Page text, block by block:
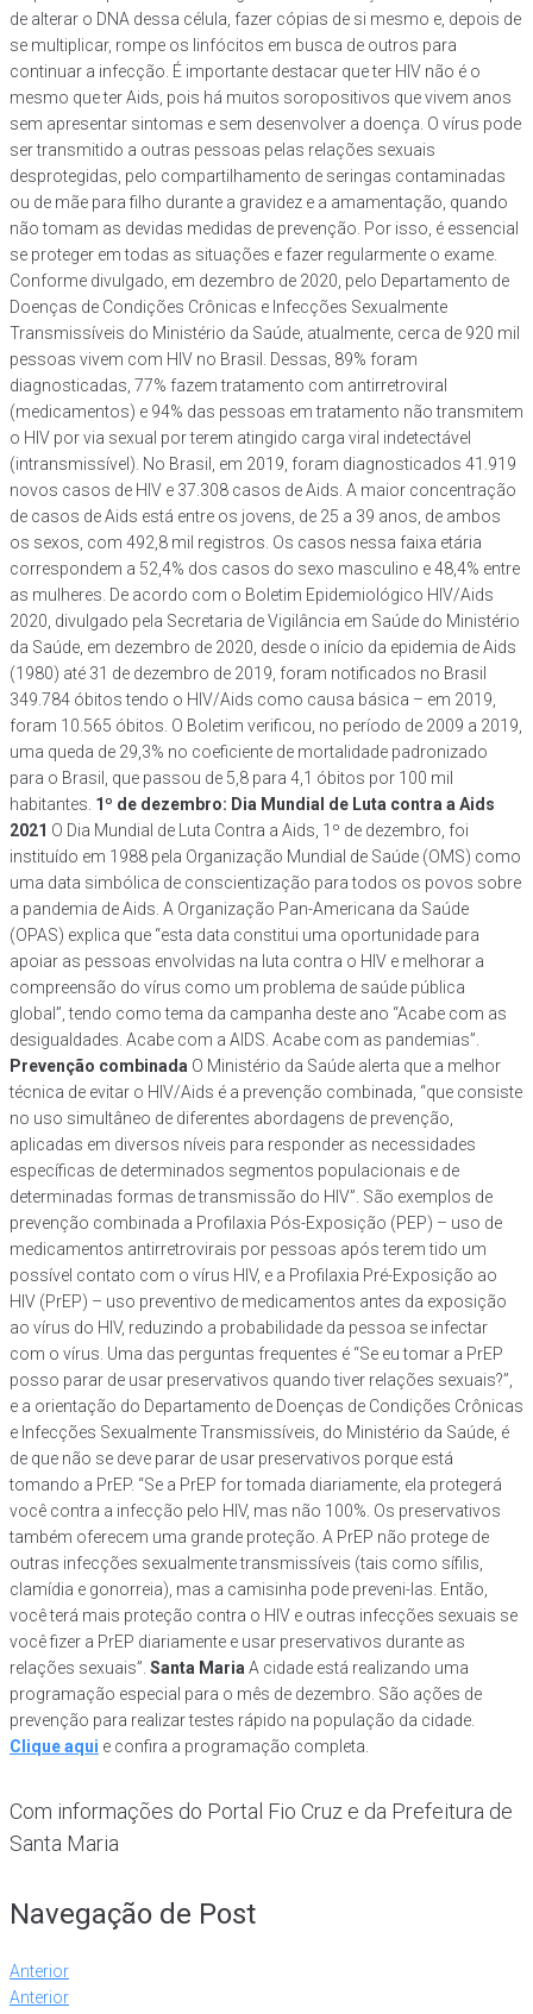
de alterar o DNA dessa célula, fazer cópias de si mesmo e, depois de
se multiplicar, rompe os linfócitos em busca de outros para
continuar a infecção. É importante destacar que ter HIV não é o
mesmo que ter Aids, pois há muitos soropositivos que vivem anos
sem apresentar sintomas e sem desenvolver a doença. O vírus pode
ser transmitido a outras pessoas pelas relações sexuais
desprotegidas, pelo compartilhamento de seringas contaminadas
ou de mãe para filho durante a gravidez e a amamentação, quando
não tomam as devidas medidas de prevenção. Por isso, é essencial
se proteger em todas as situações e fazer regularmente o exame.
Conforme divulgado, em dezembro de 2020, pelo Departamento de
Doenças de Condições Crônicas e Infecções Sexualmente
Transmissíveis do Ministério da Saúde, atualmente, cerca de 920 mil
pessoas vivem com HIV no Brasil. Dessas, 89% foram
diagnosticadas, 77% fazem tratamento com antirretroviral
(medicamentos) e 94% das pessoas em tratamento não transmitem
o HIV por via sexual por terem atingido carga viral indetectável
(intransmissível). No Brasil, em 2019, foram diagnosticados 41.919
novos casos de HIV e 37.308 casos de Aids. A maior concentração
de casos de Aids está entre os jovens, de 25 a 39 anos, de ambos
os sexos, com 492,8 mil registros. Os casos nessa faixa etária
correspondem a 52,4% dos casos do sexo masculino e 48,4% entre
as mulheres. De acordo com o Boletim Epidemiológico HIV/Aids
2020, divulgado pela Secretaria de Vigilância em Saúde do Ministério
da Saúde, em dezembro de 2020, desde o início da epidemia de Aids
(1980) até 31 de dezembro de 2019, foram notificados no Brasil
349.784 óbitos tendo o HIV/Aids como causa básica – em 2019,
foram 10.565 óbitos. O Boletim verificou, no período de 2009 a 2019,
uma queda de 29,3% no coeficiente de mortalidade padronizado
para o Brasil, que passou de 5,8 para 4,1 óbitos por 100 mil
habitantes. 1º de dezembro: Dia Mundial de Luta contra a Aids
2021 O Dia Mundial de Luta Contra a Aids, 1º de dezembro, foi
instituído em 1988 pela Organização Mundial de Saúde (OMS) como
uma data simbólica de conscientização para todos os povos sobre
a pandemia de Aids. A Organização Pan-Americana da Saúde
(OPAS) explica que “esta data constitui uma oportunidade para
apoiar as pessoas envolvidas na luta contra o HIV e melhorar a
compreensão do vírus como um problema de saúde pública
global”, tendo como tema da campanha deste ano “Acabe com as
desigualdades. Acabe com a AIDS. Acabe com as pandemias”.
Prevenção combinada O Ministério da Saúde alerta que a melhor
técnica de evitar o HIV/Aids é a prevenção combinada, “que consiste
no uso simultâneo de diferentes abordagens de prevenção,
aplicadas em diversos níveis para responder as necessidades
específicas de determinados segmentos populacionais e de
determinadas formas de transmissão do HIV”. São exemplos de
prevenção combinada a Profilaxia Pós-Exposição (PEP) – uso de
medicamentos antirretrovirais por pessoas após terem tido um
possível contato com o vírus HIV, e a Profilaxia Pré-Exposição ao
HIV (PrEP) – uso preventivo de medicamentos antes da exposição
ao vírus do HIV, reduzindo a probabilidade da pessoa se infectar
com o vírus. Uma das perguntas frequentes é “Se eu tomar a PrEP
posso parar de usar preservativos quando tiver relações sexuais?”,
e a orientação do Departamento de Doenças de Condições Crônicas
e Infecções Sexualmente Transmissíveis, do Ministério da Saúde, é
de que não se deve parar de usar preservativos porque está
tomando a PrEP. “Se a PrEP for tomada diariamente, ela protegerá
você contra a infecção pelo HIV, mas não 100%. Os preservativos
também oferecem uma grande proteção. A PrEP não protege de
outras infecções sexualmente transmissíveis (tais como sífilis,
clamídia e gonorreia), mas a camisinha pode preveni-las. Então,
você terá mais proteção contra o HIV e outras infecções sexuais se
você fizer a PrEP diariamente e usar preservativos durante as
relações sexuais”. Santa Maria A cidade está realizando uma
programação especial para o mês de dezembro. São ações de
prevenção para realizar testes rápido na população da cidade.
Clique aqui e confira a programação completa.
Com informações do Portal Fio Cruz e da Prefeitura de
Santa Maria
Navegação de Post
Anterior
Anterior